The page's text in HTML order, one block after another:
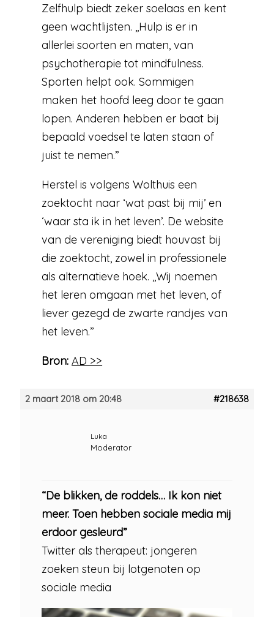
Zelfhulp biedt zeker soelaas en kent
geen wachtlijsten. ,,Hulp is er in
allerlei soorten en maten, van
psychotherapie tot mindfulness.
Sporten helpt ook. Sommigen
maken het hoofd leeg door te gaan
lopen. Anderen hebben er baat bij
bepaald voedsel te laten staan of
juist te nemen.’’
Herstel is volgens Wolthuis een
zoektocht naar ‘wat past bij mij’ en
‘waar sta ik in het leven’. De website
van de vereniging biedt houvast bij
die zoektocht, zowel in professionele
als alternatieve hoek. ,,Wij noemen
het leren omgaan met het leven, of
liever gezegd de zwarte randjes van
het leven.’’
Bron: AD >>
2 maart 2018 om 20:48 #218638
Luka
Moderator
“De blikken, de roddels… Ik kon niet
meer. Toen hebben sociale media mij
erdoor gesleurd”
Twitter als therapeut: jongeren
zoeken steun bij lotgenoten op
sociale media